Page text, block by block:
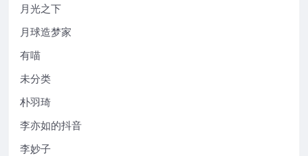
月光之下
月球造梦家
有喵
未分类
朴羽琦
李亦如的抖音
李妙子